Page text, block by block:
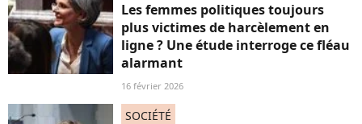
Les femmes politiques toujours
plus victimes de harcèlement en
ligne ? Une étude interroge ce fléau
alarmant
16 février 2026
SOCIÉTÉ